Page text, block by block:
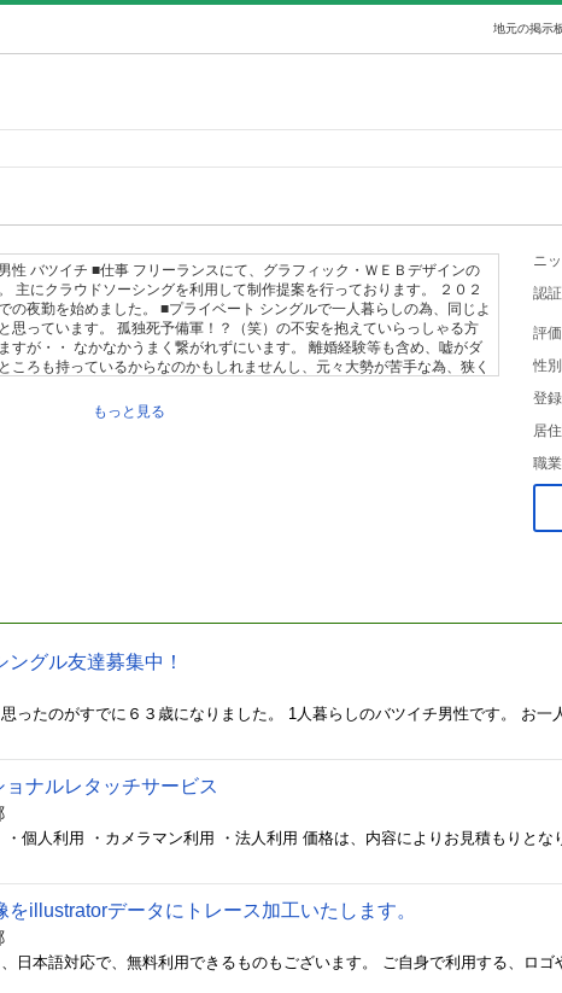
地元の掲示
バツイチ ■仕事 フリーランスにて、グラフィック・ＷＥＢデザインの
主にクラウドソーシングを利用して制作提案を行っております。 ２０２
の夜勤を始めました。 ■プライベート シングルで一人暮らしの為、同じよ
思っています。 孤独死予備軍！？（笑）の不安を抱えていらっしゃる方
すが・・ なかなかうまく繋がれずにいます。 離婚経験等も含め、嘘がダ
ころも持っているからなのかもしれませんし、元々大勢が苦手な為、狭く
また、養育費を払っていない男性も難しいです。 価値観が違い過ぎると
受けました！ 今後、そのような場合は、かかった時間や交通費に応じ
頂きますので予めご了承ください。
もっと見る
ニ
認証
評価
性別
登
居
職業
グル友達募集中！
ナルレタッチサービス
をillustratorデータにトレース加工いたします。